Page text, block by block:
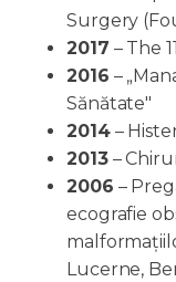
Surgery
2017 – The
2016 –
Sănătate"
2014–
2013–
2006 –
ecografie
Lucerne,